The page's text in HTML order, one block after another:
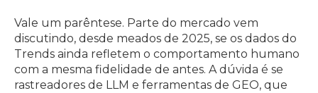
Vale um parêntese. Parte do mercado vem
discutindo, desde meados de 2025, se os dados do
Trends ainda refletem o comportamento humano
com a mesma fidelidade de antes. A dúvida é se
rastreadores de LLM e ferramentas de GEO, que